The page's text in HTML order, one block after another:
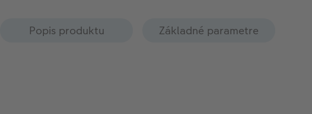
Popis produktu Základné parametre